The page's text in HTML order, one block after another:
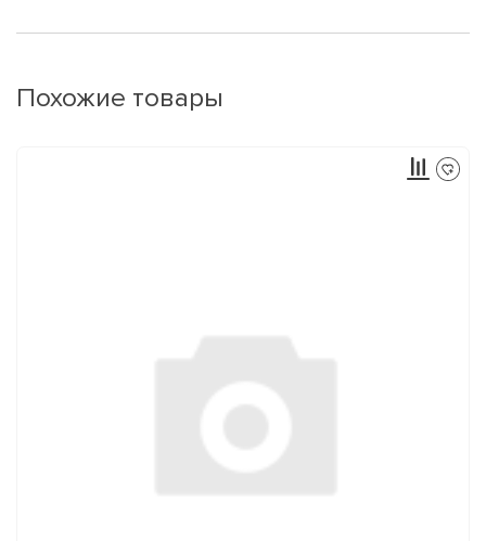
Похожие товары